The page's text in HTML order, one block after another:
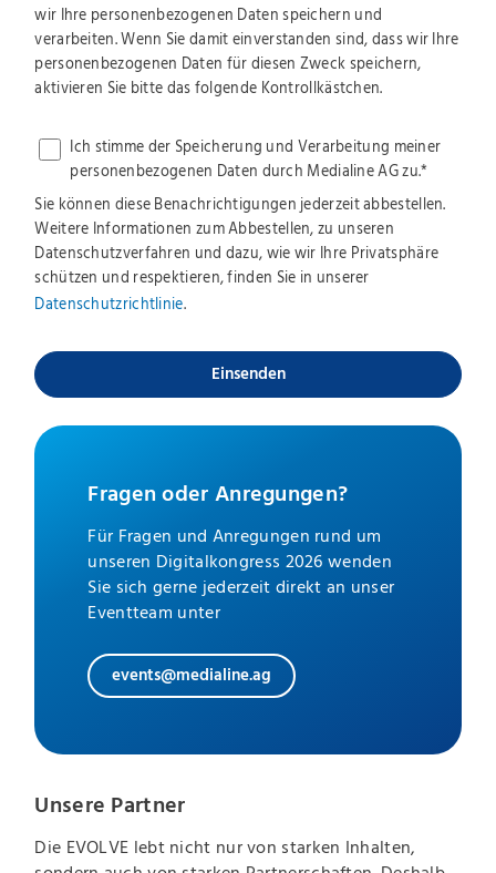
wir Ihre personenbezogenen Daten speichern und
verarbeiten. Wenn Sie damit einverstanden sind, dass wir Ihre
personenbezogenen Daten für diesen Zweck speichern,
aktivieren Sie bitte das folgende Kontrollkästchen.
Ich stimme der Speicherung und Verarbeitung meiner
personenbezogenen Daten durch Medialine AG zu.*
Sie können diese Benachrichtigungen jederzeit abbestellen.
Weitere Informationen zum Abbestellen, zu unseren
Datenschutzverfahren und dazu, wie wir Ihre Privatsphäre
schützen und respektieren, finden Sie in unserer
Datenschutzrichtlinie.
Fragen oder Anregungen?
Für Fragen und Anregungen rund um
unseren Digitalkongress 2026 wenden
Sie sich gerne jederzeit direkt an unser
Eventteam unter
events@medialine.ag
Unsere Partner
Die EVOLVE lebt nicht nur von starken Inhalten,